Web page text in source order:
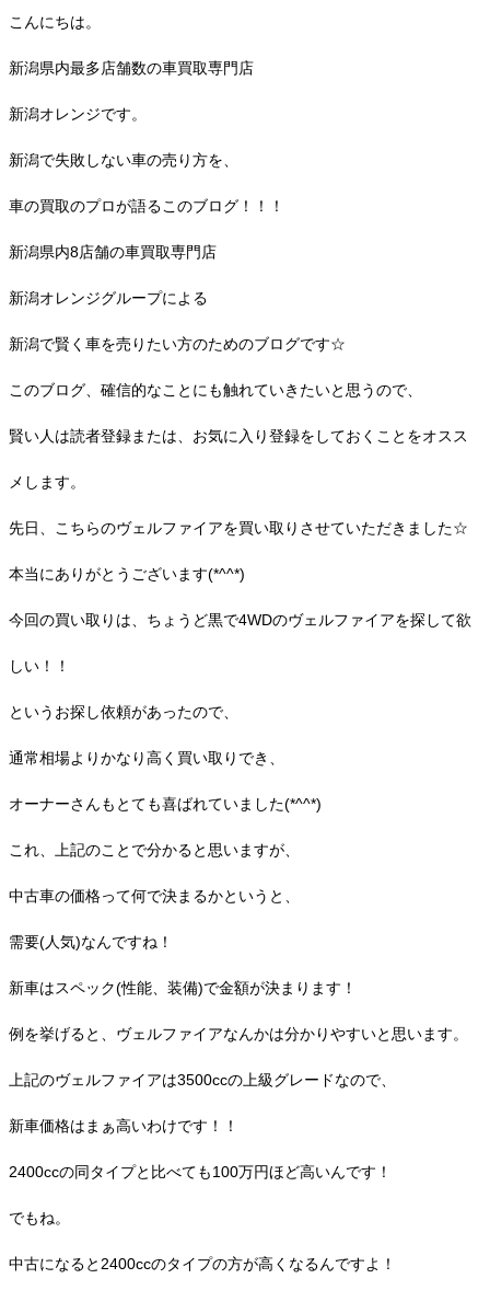
こんにちは。
新潟県内最多店舗数の車買取専門店
新潟オレンジです。
新潟で失敗しない車の売り方を、
車の買取のプロが語るこのブログ！！！
新潟県内8店舗の車買取専門店
新潟オレンジグループによる
新潟で賢く車を売りたい方のためのブログです☆
このブログ、確信的なことにも触れていきたいと思うので、
賢い人は読者登録または、お気に入り登録をしておくことをオスス
メします。
先日、こちらのヴェルファイアを買い取りさせていただきました☆
本当にありがとうございます(*^^*)
今回の買い取りは、ちょうど黒で4WDのヴェルファイアを探して欲
しい！！
というお探し依頼があったので、
通常相場よりかなり高く買い取りでき、
オーナーさんもとても喜ばれていました(*^^*)
これ、上記のことで分かると思いますが、
中古車の価格って何で決まるかというと、
需要(人気)なんですね！
新車はスペック(性能、装備)で金額が決まります！
例を挙げると、ヴェルファイアなんかは分かりやすいと思います。
上記のヴェルファイアは3500ccの上級グレードなので、
新車価格はまぁ高いわけです！！
2400ccの同タイプと比べても100万円ほど高いんです！
でもね。
中古になると2400ccのタイプの方が高くなるんですよ！